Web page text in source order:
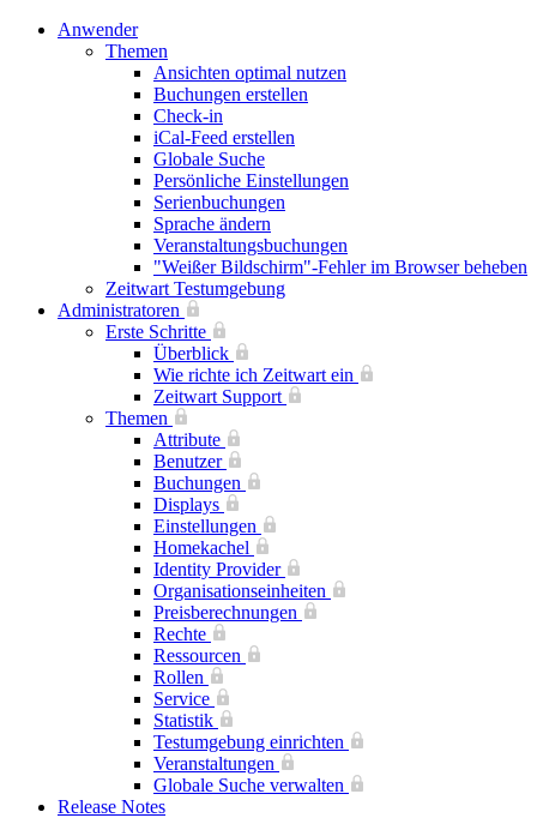
Anwender
Themen
Ansichten optimal nutzen
Buchungen erstellen
Check-in
iCal-Feed erstellen
Globale Suche
Persönliche Einstellungen
Serienbuchungen
Sprache ändern
Veranstaltungsbuchungen
"Weißer Bildschirm"-Fehler im Browser beheben
Zeitwart Testumgebung
Administratoren
Erste Schritte
Überblick
Wie richte ich Zeitwart ein
Zeitwart Support
Themen
Attribute
Benutzer
Buchungen
Displays
Einstellungen
Homekachel
Identity Provider
Organisationseinheiten
Preisberechnungen
Rechte
Ressourcen
Rollen
Service
Statistik
Testumgebung einrichten
Veranstaltungen
Globale Suche verwalten
Release Notes